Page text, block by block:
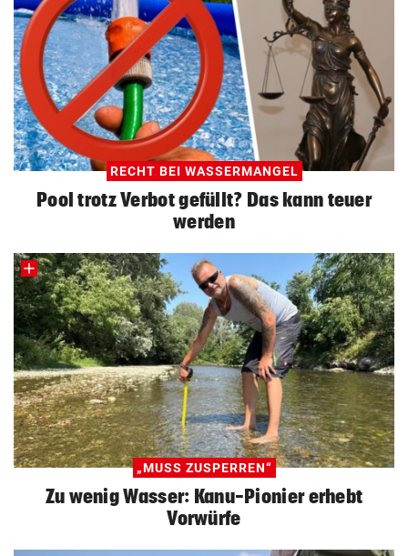
RECHT BEI WASSERMANGEL
Pool trotz Verbot gefüllt? Das kann teuer
werden
„MUSS ZUSPERREN“
Zu wenig Wasser: Kanu-Pionier erhebt
Vorwürfe